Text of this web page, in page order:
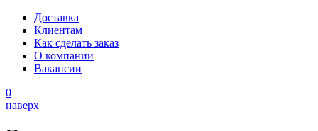
Доставка
Клиентам
Как сделать заказ
О компании
Вакансии
0
наверх